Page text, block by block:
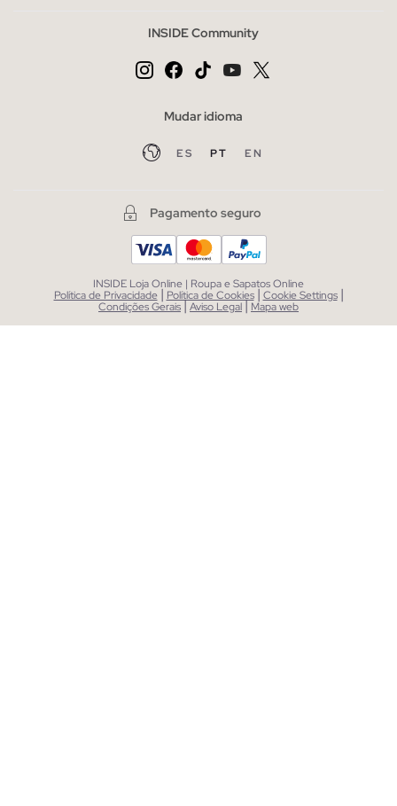
INSIDE Community
Mudar idioma
ES PT EN
Pagamento seguro
INSIDE Loja Online | Roupa e Sapatos Online
Política de Privacidade | Política de Cookies | Cookie Settings |
Condições Gerais|Aviso Legal| Mapa web